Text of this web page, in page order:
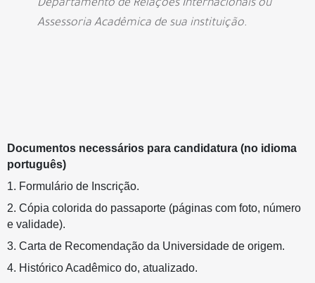
Departamento de Relações Internacionais ou
Assessoria Acadêmica de sua instituição.
Documentos necessários para candidatura (no idioma
português)
1. Formulário de Inscrição.
2. Cópia colorida do passaporte (páginas com foto, número
e validade).
3. Carta de Recomendação da Universidade de origem.
4. Histórico Acadêmico do, atualizado.